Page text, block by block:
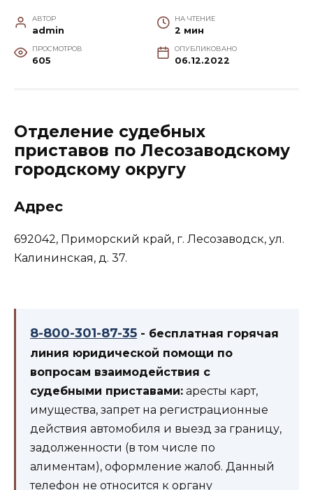
АВТОР
admin
НА ЧТЕНИЕ
2 мин
ПРОСМОТРОВ
605
ОПУБЛИКОВАНО
06.12.2022
Отделение судебных
приставов по Лесозаводскому
городскому округу
Адрес
692042, Приморский край, г. Лесозаводск, ул.
Калининская, д. 37.
8-800-301-87-35 - бесплатная горячая
линия юридической помощи по
вопросам взаимодействия с
судебными приставами: аресты карт,
имущества, запрет на регистрационные
действия автомобиля и выезд за границу,
задолженности (в том числе по
алиментам), оформление жалоб. Данный
телефон не относится к органу